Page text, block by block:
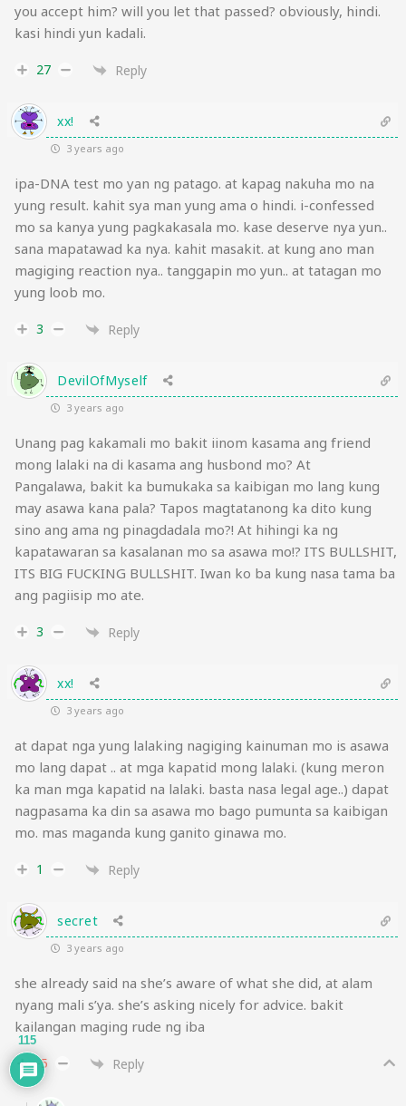
you accept him? will you let that passed? obviously, hindi.
kasi hindi yun kadali.
27 Reply
xx!
3 years ago
ipa-DNA test mo yan ng patago. at kapag nakuha mo na
yung result. kahit sya man yung ama o hindi. i-confessed
mo sa kanya yung pagkakasala mo. kase deserve nya yun..
sana mapatawad ka nya. kahit masakit. at kung ano man
magiging reaction nya.. tanggapin mo yun.. at tatagan mo
yung loob mo.
3 Reply
DevilOfMyself
3 years ago
Unang pag kakamali mo bakit iinom kasama ang friend
mong lalaki na di kasama ang husbond mo? At
Pangalawa, bakit ka bumukaka sa kaibigan mo lang kung
may asawa kana pala? Tapos magtatanong ka dito kung
sino ang ama ng pinagdadala mo?! At hihingi ka ng
kapatawaran sa kasalanan mo sa asawa mo!? ITS BULLSHIT,
ITS BIG FUCKING BULLSHIT. Iwan ko ba kung nasa tama ba
ang pagiisip mo ate.
3 Reply
xx!
3 years ago
at dapat nga yung lalaking nagiging kainuman mo is asawa
mo lang dapat .. at mga kapatid mong lalaki. (kung meron
ka man mga kapatid na lalaki. basta nasa legal age..) dapat
nagpasama ka din sa asawa mo bago pumunta sa kaibigan
mo. mas maganda kung ganito ginawa mo.
1 Reply
secret
3 years ago
she already said na she’s aware of what she did, at alam
nyang mali s’ya. she’s asking nicely for advice. bakit
kailangan maging rude ng iba
-5 Reply
115